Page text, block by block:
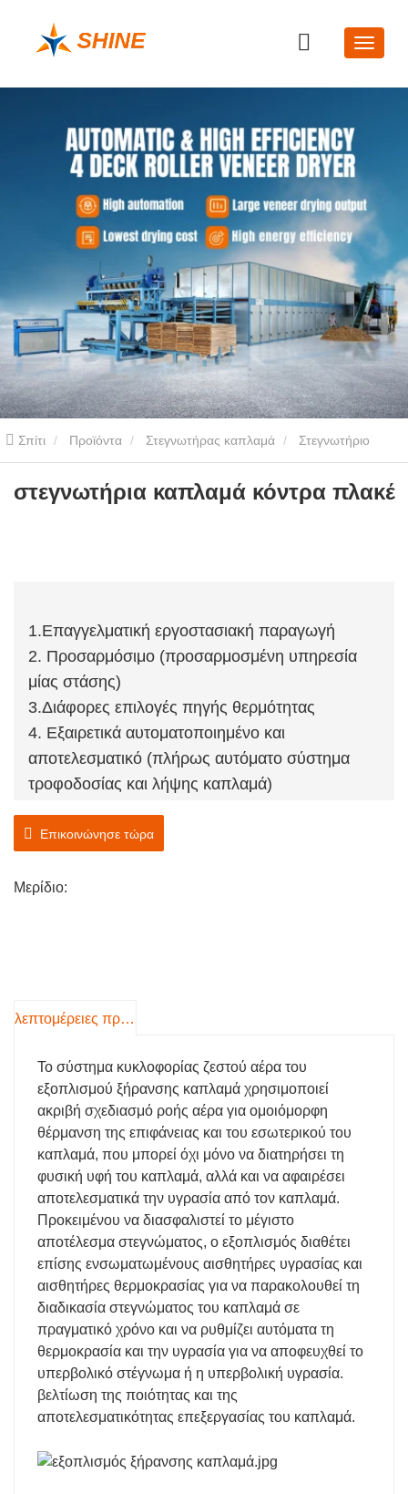
Σπίτι Προϊόντα Στεγνωτήρας καπλαμά Στεγνωτήριο
καπλαμά θερμικής θερμότητας λαδιού
στεγνωτήρια καπλαμά κόντρα πλακέ
1.Επαγγελματική εργοστασιακή παραγωγή
2. Προσαρμόσιμο (προσαρμοσμένη υπηρεσία
μίας στάσης)
3.Διάφορες επιλογές πηγής θερμότητας
4. Εξαιρετικά αυτοματοποιημένο και
αποτελεσματικό (πλήρως αυτόματο σύστημα
τροφοδοσίας και λήψης καπλαμά)
ιστότοπο της υπόθεσης σε κοντινή απόσταση
βελτιώνει την αποδοτικότητα της παραγωγής και
επικοινωνήστε μαζί μας
Επικοινώνησε τώρα
Μερίδιο:
λεπτομέρειες προιόντος
Το σύστημα κυκλοφορίας ζεστού αέρα του
εξοπλισμού ξήρανσης καπλαμά χρησιμοποιεί
ακριβή σχεδιασμό ροής αέρα για ομοιόμορφη
θέρμανση της επιφάνειας και του εσωτερικού του
καπλαμά, που μπορεί όχι μόνο να διατηρήσει τη
φυσική υφή του καπλαμά, αλλά και να αφαιρέσει
αποτελεσματικά την υγρασία από τον καπλαμά.
Προκειμένου να διασφαλιστεί το μέγιστο
αποτέλεσμα στεγνώματος, ο εξοπλισμός διαθέτει
επίσης ενσωματωμένους αισθητήρες υγρασίας και
αισθητήρες θερμοκρασίας για να παρακολουθεί τη
διαδικασία στεγνώματος του καπλαμά σε
πραγματικό χρόνο και να ρυθμίζει αυτόματα τη
θερμοκρασία και την υγρασία για να αποφευχθεί το
υπερβολικό στέγνωμα ή η υπερβολική υγρασία.
βελτίωση της ποιότητας και της
αποτελεσματικότητας επεξεργασίας του καπλαμά.